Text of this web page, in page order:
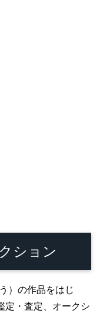
ション
）の作品をはじ
定・査定、オークシ